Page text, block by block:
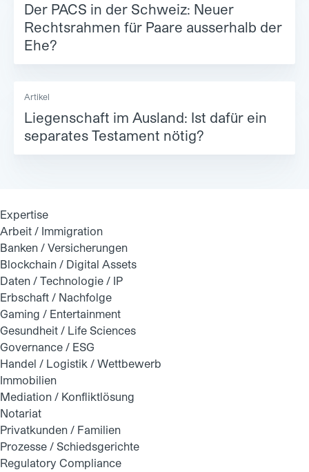
Der PACS in der Schweiz: Neuer
Rechtsrahmen für Paare ausserhalb der
Ehe?
Artikel
Liegenschaft im Ausland: Ist dafür ein
separates Testament nötig?
Expertise
Arbeit / Immigration
Banken / Versicherungen
Blockchain / Digital Assets
Daten / Technologie / IP
Erbschaft / Nachfolge
Gaming / Entertainment
Gesundheit / Life Sciences
Governance / ESG
Handel / Logistik / Wettbewerb
Immobilien
Mediation / Konfliktlösung
Notariat
Privatkunden / Familien
Prozesse / Schiedsgerichte
Regulatory Compliance